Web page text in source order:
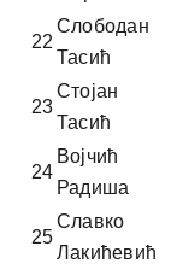
22
Слободан
Тасић
23
Стојан
Тасић
24
Војчић
Радиша
25
Славко
Лакићевић